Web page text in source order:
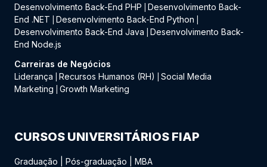
Desenvolvimento Back-End PHP
Desenvolvimento Back-
End .NET
Desenvolvimento Back-End Python
Desenvolvimento Back-End Java
Desenvolvimento Back-
End Node.js
Carreiras de Negócios
Liderança
Recursos Humanos (RH)
Social Media
Marketing
Growth Marketing
CURSOS UNIVERSITÁRIOS FIAP
Graduação Pós-graduação MBA